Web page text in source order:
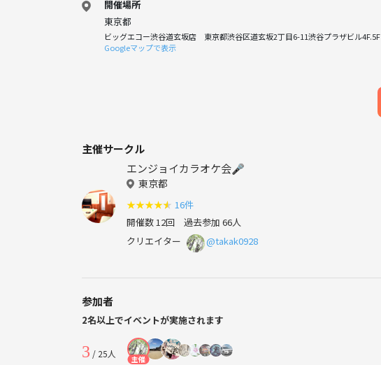
開催場所
東京都
ビッグエコー渋谷道玄坂店 東京都渋谷区道玄坂2丁目6-11渋谷プラザビル4F.5F
Googleマップで表示
主催サークル
エンジョイカラオケ会🎤
東京都
★★★★★ 16件
開催数 12回 過去参加 66人
クリエイター
@takak0928
参加者
2名以上でイベントが実施されます
3 / 25人 主催